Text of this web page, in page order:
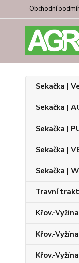
Obchodní
Sekačka |
Sekačka |
Sekačka |
Sekačka |
Sekačka |
Travní
Křov.-
Křov.-
Křov.-